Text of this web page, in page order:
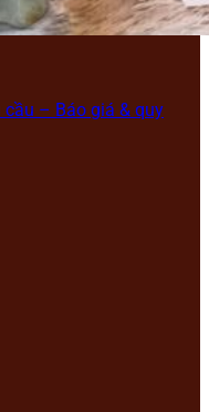
– Báo giá & quy